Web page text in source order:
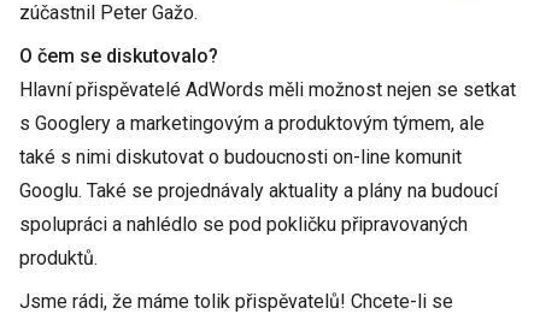
zúčastnil Peter Gažo.
O čem se diskutovalo?
Hlavní přispěvatelé AdWords měli možnost nejen se setkat
s Googlery a marketingovým a produktovým týmem, ale
také s nimi diskutovat o budoucnosti on-line komunit
Googlu. Také se projednávaly aktuality a plány na budoucí
spolupráci a nahlédlo se pod pokličku připravovaných
produktů.
Jsme rádi, že máme tolik přispěvatelů! Chcete-li se